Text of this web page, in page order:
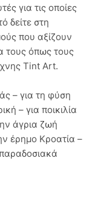
για τις οποίες
δείτε στη
που αξίζουν
τους όπως τους
Tint Art.
– για τη φύση
– για ποικιλία
άγρια ζωή
έρημο Κροατία –
παραδοσιακά